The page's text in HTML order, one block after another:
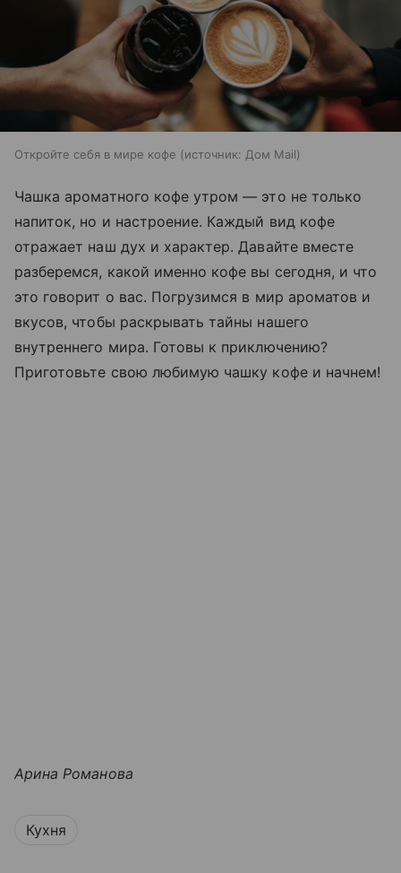
Откройте себя в мире кофе источник: Дом Mail
Чашка ароматного кофе утром — это не только
напиток, но и настроение. Каждый вид кофе
отражает наш дух и характер. Давайте вместе
разберемся, какой именно кофе вы сегодня, и что
это говорит о вас. Погрузимся в мир ароматов и
вкусов, чтобы раскрывать тайны нашего
внутреннего мира. Готовы к приключению?
Приготовьте свою любимую чашку кофе и начнем!
Арина Романова
Кухня